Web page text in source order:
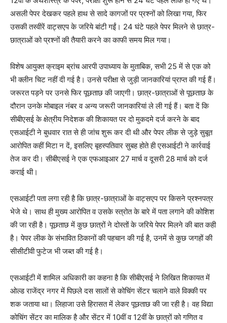
असली पेपर देखकर पहले हाथ से सादे कागजों पर प्रश्नों को लिखा गया, फिर
उसकी तस्वीरें वाट्सएप के जरिये बांटी गईं। 24 घंटे पहले पेपर मिलने से छात्र-
छात्राओं को प्रश्नों की तैयारी करने का काफी समय मिल गया।
विशेष आयुक्त क्राइम ब्रांच आरपी उपाध्याय के मुताबिक, सभी 25 में से एक को
भी क्लीन चिट नहीं दी गई है। उनसे परीक्षा से जुड़ी जानकारियां प्राप्त की गई हैं।
जरूरत पड़ने पर उनसे फिर पूछताछ की जाएगी। छात्र-छात्राओं से पूछताछ के
दौरान उनके मोबाइल नंबर व अन्य जरूरी जानकारियां ले ली गई हैं। बता दें कि
सीबीएसई के क्षेत्रीय निदेशक की शिकायत पर दो मुकदमे दर्ज करने के बाद
एसआईटी ने बुधवार रात से ही जांच शुरू कर दी थी और पेपर लीक से जुड़े सुबूत
आरोपित कहीं मिटा न दें, इसलिए बृहस्पतिवार सुबह होते ही एसआईटी ने कार्रवाई
तेज कर दी। सीबीएसई ने एक एफआइआर 27 मार्च व दूसरी 28 मार्च को दर्ज
कराई थी।
एसआईटी पता लगा रही है कि छात्र-छात्राओं के वाट्सएप पर किसने प्रश्नपत्र
भेजे थे। साथ ही मुख्य आरोपित व उसके स्त्रोत के बारे में पता लगाने की कोशिश
की जा रही है। पूछताछ में कुछ छात्रों ने दोस्तों के जरिये पेपर मिलने की बात कही
है। पेपर लीक के संभावित ठिकानों की पहचान की गई है, उनमें से कुछ जगहों की
सीसीटीवी फुटेज भी जब्त की गई है।
एसआईटी में शामिल अधिकारी का कहना है कि सीबीएसई ने लिखित शिकायत में
ओल्ड राजेंद्र नगर में पिछले दस सालों से कोचिंग सेंटर चलाने वाले विक्की पर
शक जताया था। लिहाजा उसे हिरासत में लेकर पूछताछ की जा रही है। वह विद्या
कोचिंग सेंटर का मालिक है और सेंटर में 10वीं व 12वीं के छात्रों को गणित व